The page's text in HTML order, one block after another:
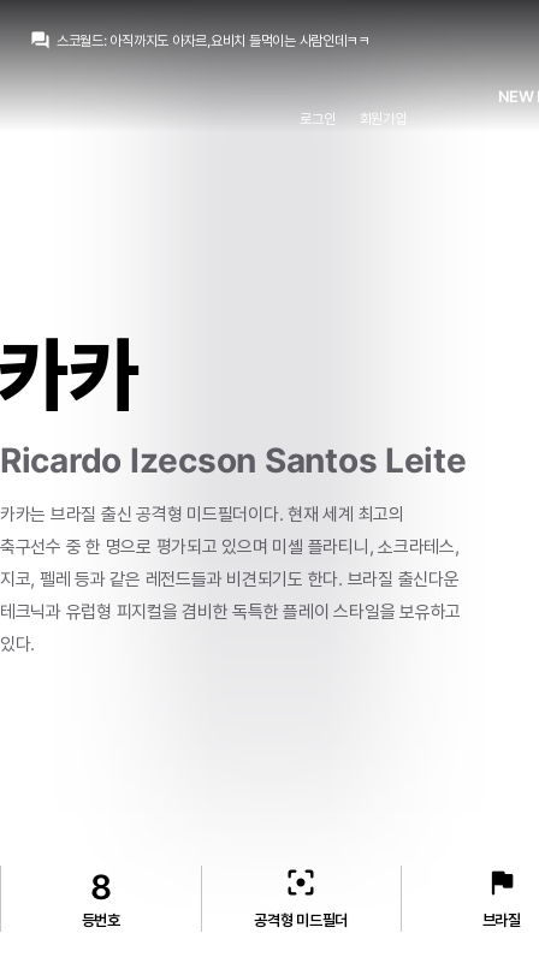
question_answer 스코월드: 아직까지도 아자르,요비치 들먹이는 사람인데ㅋㅋ
일반적으로 보면 이 셋 중 하나여야 하는데 이러면 그냥 처음부터 까면 되는데
NEW
로그인 회원가입
카
Ricardo Izecson Santos Leite
카카는 브라질 출신 공격형 미드필더이다. 현재 세계 최고의
축구선수 중 한 명으로 평가되고 있으며 미셸 플라티니, 소크라테스,
지코, 펠레 등과같은 레전드들과 비견되기도 한다. 브라질 출신다운
테크닉과 유럽형 피지컬을 겸비한 독특한 플레이 스타일을 보유하고
있다.
8
등번호
filter_center_focus
공격형 미드필더
flag
브라질